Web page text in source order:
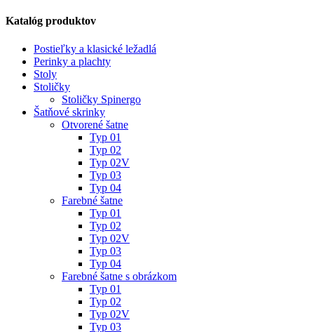
Katalóg produktov
Postieľky a klasické ležadlá
Perinky a plachty
Stoly
Stoličky
Stoličky Spinergo
Šatňové skrinky
Otvorené šatne
Typ 01
Typ 02
Typ 02V
Typ 03
Typ 04
Farebné šatne
Typ 01
Typ 02
Typ 02V
Typ 03
Typ 04
Farebné šatne s obrázkom
Typ 01
Typ 02
Typ 02V
Typ 03